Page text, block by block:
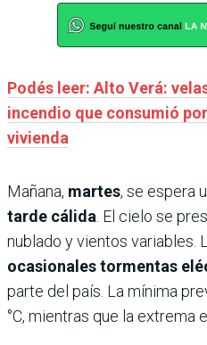
Podés leer: Alto Verá:
incendio que consumió
vivienda
Mañana, martes, se espera
tarde cálida. El cielo se
nublado y vientos variables.
ocasionales tormentas
parte del país. La mínima
°C, mientras que la extrema